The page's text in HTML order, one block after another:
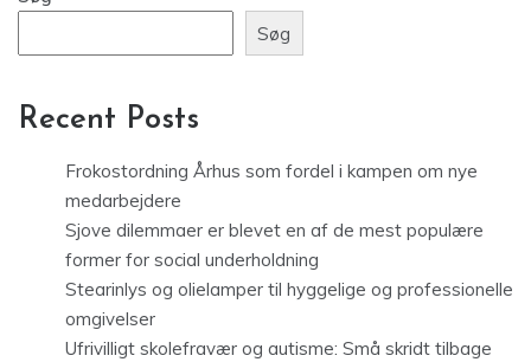
Søg
Recent Posts
Frokostordning Århus som fordel i kampen om nye
medarbejdere
Sjove dilemmaer er blevet en af de mest populære
former for social underholdning
Stearinlys og olielamper til hyggelige og professionelle
omgivelser
Ufrivilligt skolefravær og autisme: Små skridt tilbage